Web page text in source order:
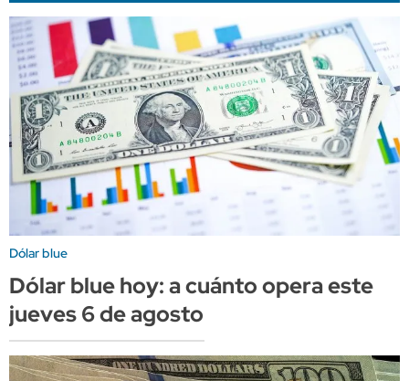
Dólar blue
Dólar blue hoy: a cuánto opera este
jueves 6 de agosto